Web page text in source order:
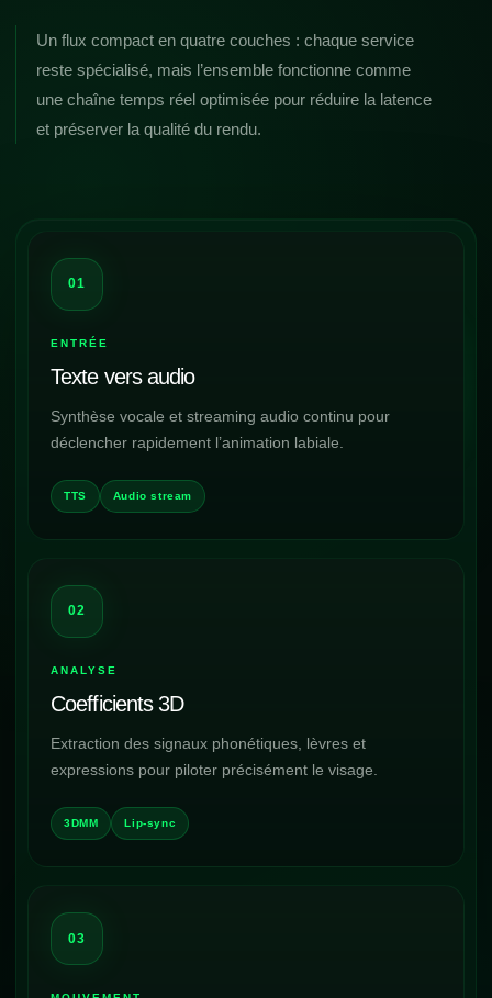
Un flux compact en quatre couches : chaque service
reste spécialisé, mais l’ensemble fonctionne comme
une chaîne temps réel optimisée pour réduire la latence
et préserver la qualité du rendu.
01
ENTRÉE
Texte vers audio
Synthèse vocale et streaming audio continu pour
déclencher rapidement l’animation labiale.
TTS Audio stream
02
ANALYSE
Coefficients 3D
Extraction des signaux phonétiques, lèvres et
expressions pour piloter précisément le visage.
3DMM Lip-sync
03